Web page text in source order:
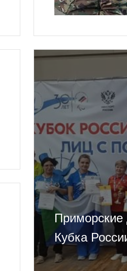
Приморские
Кубка